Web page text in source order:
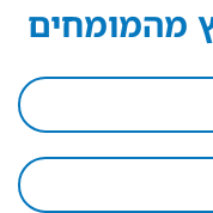
מהמומחים